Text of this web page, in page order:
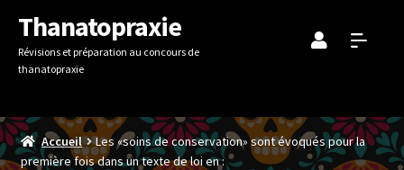
navigation
contenu
Thanatopraxie
Révisions et préparation au concours de
thanatopraxie
Accueil
Les «soins de conservation» sont évoqués pour la
première fois dans un texte de loi en :